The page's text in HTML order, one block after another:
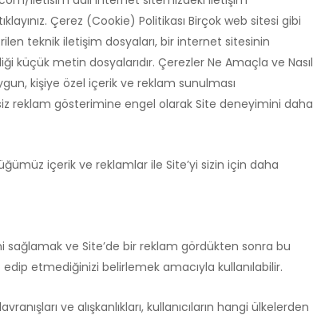
Çerez (Cookie) Politikası Birçok web sitesi gibi
teknik iletişim dosyaları, bir internet sitesinin
küçük metin dosyalarıdır. Çerezler Ne Amaçla ve Nasıl
kişiye özel içerik ve reklam sunulması
reklam gösterimine engel olarak Site deneyimini daha
içerik ve reklamlar ile Site’yi sizin için daha
sağlamak ve Site’de bir reklam gördükten sonra bu
etmediğinizi belirlemek amacıyla kullanılabilir.
ve alışkanlıkları, kullanıcıların hangi ülkelerden